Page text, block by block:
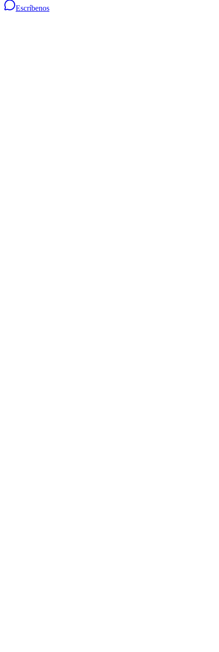
Escríbenos